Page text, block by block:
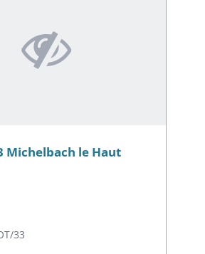
Michelbach le Haut
33